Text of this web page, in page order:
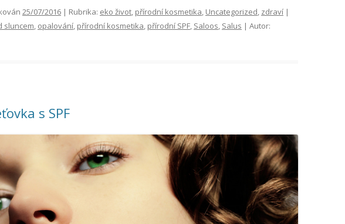
25/07/2016 | Rubrika: eko život, přírodní kosmetika, Uncategorized, zdraví |
sluncem, opalování, přírodní kosmetika, přírodní SPF, Saloos, Salus | Autor:
s SPF